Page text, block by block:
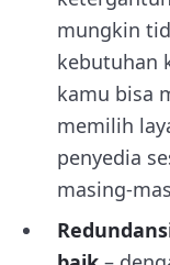
mungkin
kebutuhan
kamu bisa
memilih
penyedia
masing-